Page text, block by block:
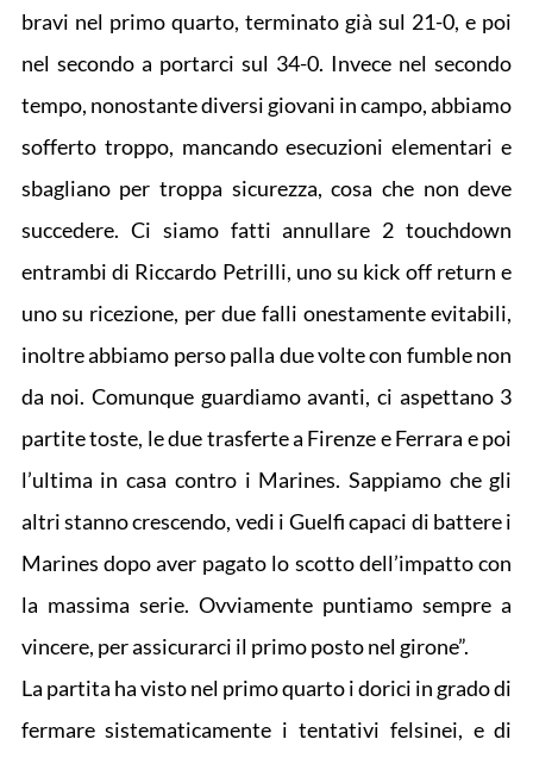
bravi nel primo quarto, terminato già sul 21-0, e poi
nel secondo a portarci sul 34-0. Invece nel secondo
tempo, nonostante diversi giovani in campo, abbiamo
sofferto troppo, mancando esecuzioni elementari e
sbagliano per troppa sicurezza, cosa che non deve
succedere. Ci siamo fatti annullare 2 touchdown
entrambi di Riccardo Petrilli, uno su kick off return e
uno su ricezione, per due falli onestamente evitabili,
inoltre abbiamo perso palla due volte con fumble non
da noi. Comunque guardiamo avanti, ci aspettano 3
partite toste, le due trasferte a Firenze e Ferrara e poi
l’ultima in casa contro i Marines. Sappiamo che gli
altri stanno crescendo, vedi i Guelfi capaci di battere i
Marines dopo aver pagato lo scotto dell’impatto con
la massima serie. Ovviamente puntiamo sempre a
vincere, per assicurarci il primo posto nel girone”.
La partita ha visto nel primo quarto i dorici in grado di
fermare sistematicamente i tentativi felsinei, e di